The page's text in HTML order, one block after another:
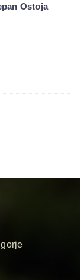
Ostoja